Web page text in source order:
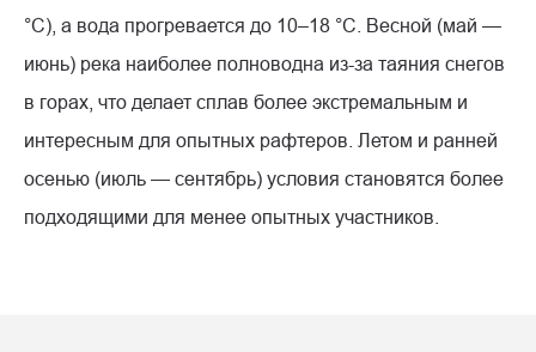
°C), а вода прогревается до 10–18 °C. Весной (май —
июнь) река наиболее полноводна из-за таяния снегов
в горах, что делает сплав более экстремальным и
интересным для опытных рафтеров. Летом и ранней
осенью (июль — сентябрь) условия становятся более
подходящими для менее опытных участников.